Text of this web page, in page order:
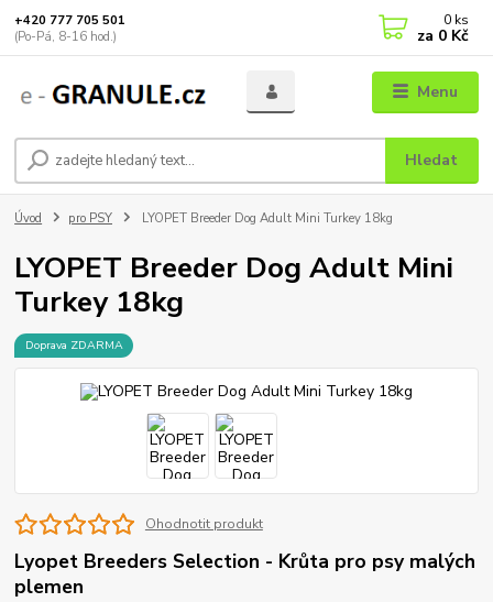
Menu
Hledat
+420 777 705 501
(Po-Pá, 8-16 hod.)
0 ks
za 0 Kč
Úvod pro PSY LYOPET Breeder Dog Adult Mini Turkey 18kg
LYOPET Breeder Dog Adult Mini
Turkey 18kg
Doprava ZDARMA
Ohodnotit produkt
Lyopet Breeders Selection - Krůta pro psy malých
plemen